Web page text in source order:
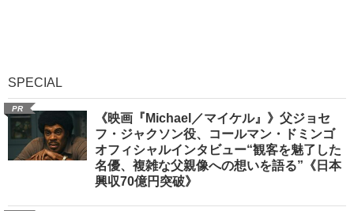
SPECIAL
PR
《映画『Michael／マイケル』》父ジョセ
フ・ジャクソン役、コールマン・ドミンゴ
オフィシャルインタビュー“観客を魅了した
名優、複雑な父親像への想いを語る”《日本
興収70億円突破》